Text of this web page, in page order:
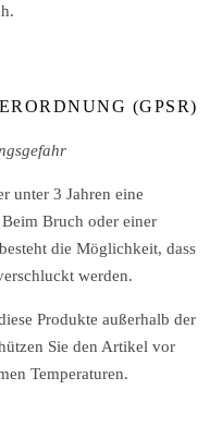
(GPSR)
unter 3 Jahren eine
Bruch oder einer
die Möglichkeit, dass
werden.
Produkte außerhalb der
Sie den Artikel vor
Temperaturen.